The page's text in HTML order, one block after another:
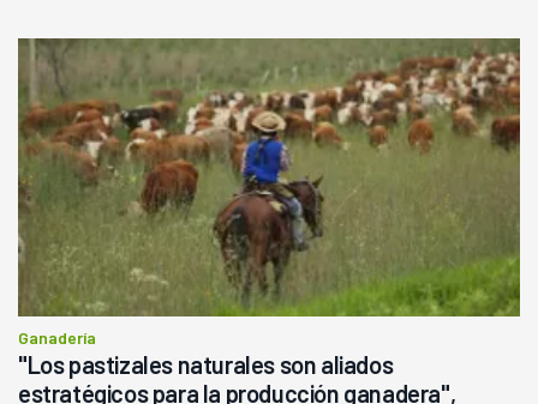
Ganadería
"Los pastizales naturales son aliados
estratégicos para la producción ganadera",